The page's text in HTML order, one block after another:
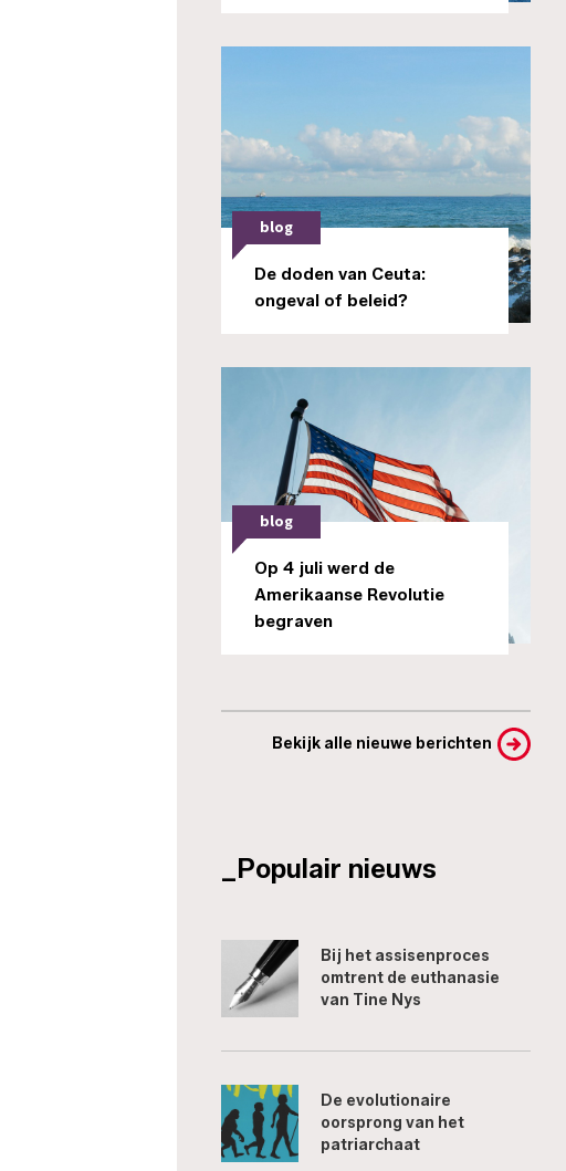
blog
De doden van Ceuta:
ongeval of beleid?
blog
Op 4 juli werd de
Amerikaanse Revolutie
begraven
Bekijk alle nieuwe berichten
_Populair nieuws
Bij het assisenproces
omtrent de euthanasie
van Tine Nys
De evolutionaire
oorsprong van het
patriarchaat